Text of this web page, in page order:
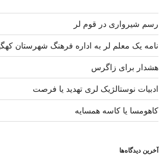
رسم شیرواری در قوم لر
نامه یک معلم لر به اداره فرهنگ شهرستان
هشدار برای زاگرس
ادبیات نوستالژیک لری تهدید یا فرصت
کاهومسا یا کاسه همسایه
آخرین دیدگاه‌ها